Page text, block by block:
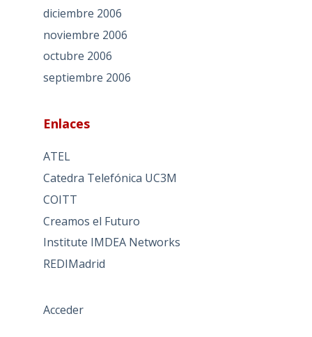
diciembre 2006
noviembre 2006
octubre 2006
septiembre 2006
Enlaces
ATEL
Catedra Telefónica UC3M
COITT
Creamos el Futuro
Institute IMDEA Networks
REDIMadrid
Acceder